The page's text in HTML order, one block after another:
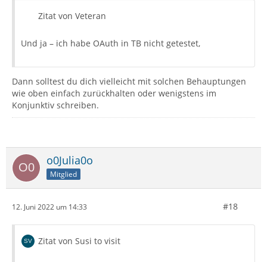
Zitat von Veteran
Und ja – ich habe OAuth in TB nicht getestet,
Dann solltest du dich vielleicht mit solchen Behauptungen
wie oben einfach zurückhalten oder wenigstens im
Konjunktiv schreiben.
o0Julia0o
Mitglied
12. Juni 2022 um 14:33 #18
Zitat von Susi to visit